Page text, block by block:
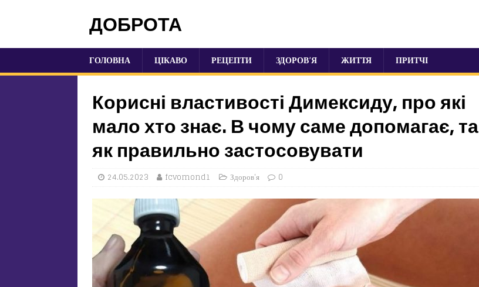
ДОБРОТА
ГОЛОВНА ЦІКАВО РЕЦЕПТИ ЗДОРОВ’Я ЖИТТЯ ПРИТЧІ
Корисні властивості Димексиду, про які
мало хто знає. В чому саме допомагає, та
як правильно застосовувати
24.05.2023 fcvomond1 Здоров'я 0